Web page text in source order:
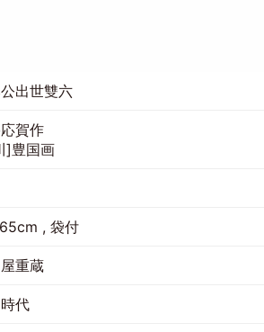
出世雙六
賀作
]豊国画
, 袋付
屋重蔵
代